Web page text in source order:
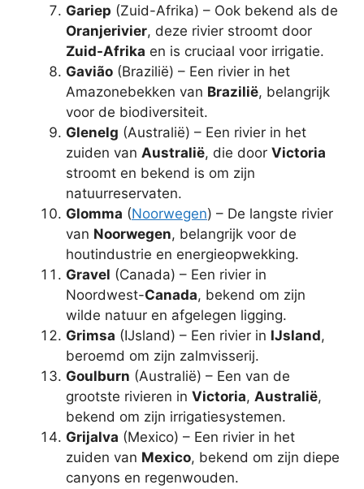
Gariep (Zuid-Afrika) – Ook bekend als de
Oranjerivier, deze rivier stroomt door
Zuid-Afrika en is cruciaal voor irrigatie.
Gavião (Brazilië) – Een rivier in het
Amazonebekken van Brazilië, belangrijk
voor de biodiversiteit.
Glenelg (Australië) – Een rivier in het
zuiden van Australië, die door Victoria
stroomt en bekend is om zijn
natuurreservaten.
Glomma (Noorwegen) – De langste rivier
van Noorwegen, belangrijk voor de
houtindustrie en energieopwekking.
Gravel (Canada) – Een rivier in
Noordwest-Canada, bekend om zijn
wilde natuur en afgelegen ligging.
Grimsa (IJsland) – Een rivier in IJsland,
beroemd om zijn zalmvisserij.
Goulburn (Australië) – Een van de
grootste rivieren in Victoria, Australië,
bekend om zijn irrigatiesystemen.
Grijalva (Mexico) – Een rivier in het
zuiden van Mexico, bekend om zijn diepe
canyons en regenwouden.